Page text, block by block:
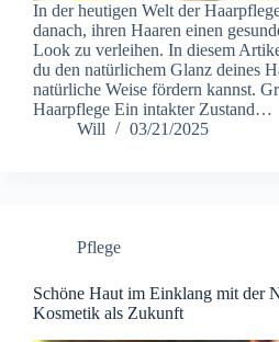
In der heutigen Welt der
danach, ihren Haaren einen
Look zu verleihen. In diesem
du den natürlichem Glanz deines
natürliche Weise fördern kannst.
Haarpflege Ein intakter Zustand…
Will
03/21/2025
Pflege
Schöne Haut im Einklang mit der
Kosmetik als Zukunft